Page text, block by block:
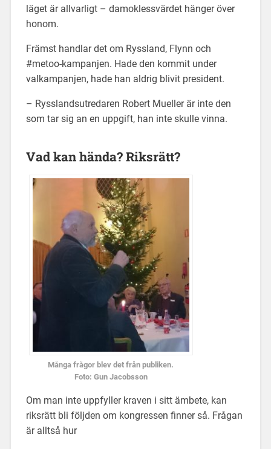
läget är allvarligt – damoklessvärdet hänger över
honom.
Främst handlar det om Ryssland, Flynn och
#metoo-kampanjen. Hade den kommit under
valkampanjen, hade han aldrig blivit president.
– Rysslandsutredaren Robert Mueller är inte den
som tar sig an en uppgift, han inte skulle vinna.
Vad kan hända? Riksrätt?
Många frågor blev det från publiken.
Foto: Gun Jacobsson
Om man inte uppfyller kraven i sitt ämbete, kan
riksrätt bli följden om kongressen finner så. Frågan
är alltså hur